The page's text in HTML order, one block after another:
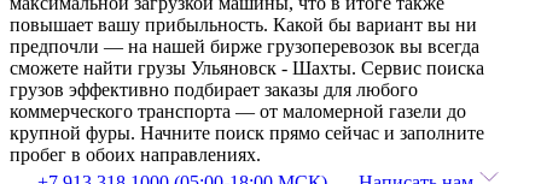
повышает вашу прибыльность. Какой бы вариант вы ни
предпочли — на нашей бирже грузоперевозок вы всегда
сможете найти грузы Ульяновск - Шахты. Сервис поиска
грузов эффективно подбирает заказы для любого
коммерческого транспорта — от маломерной газели до
крупной фуры. Начните поиск прямо сейчас и заполните
пробег в обоих направлениях.